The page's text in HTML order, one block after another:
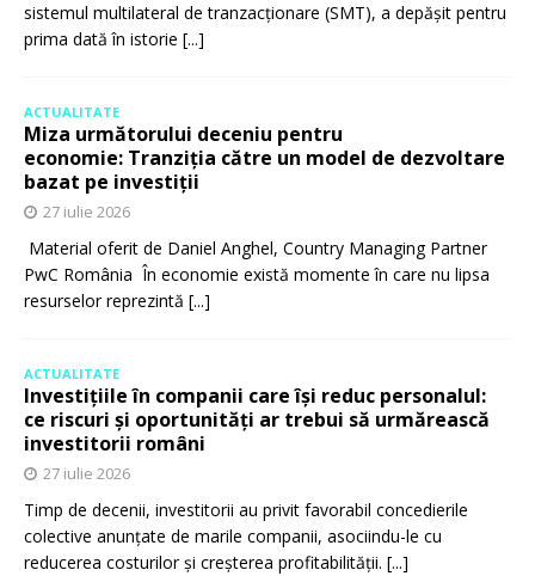
sistemul multilateral de tranzacționare (SMT), a depășit pentru
prima dată în istorie [...]
ACTUALITATE
Miza următorului deceniu pentru
economie: Tranziția către un model de dezvoltare
bazat pe investiții
27 iulie 2026
Material oferit de Daniel Anghel, Country Managing Partner
PwC România În economie există momente în care nu lipsa
resurselor reprezintă [...]
ACTUALITATE
Investițiile în companii care își reduc personalul:
ce riscuri și oportunități ar trebui să urmărească
investitorii români
27 iulie 2026
Timp de decenii, investitorii au privit favorabil concedierile
colective anunțate de marile companii, asociindu-le cu
reducerea costurilor și creșterea profitabilității. [...]